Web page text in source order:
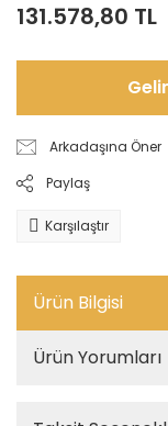
131.578,80 TL
Arkadaşına Öner
Paylaş
Karşılaştır
Ürün Bilgisi
Ürün Yorumları